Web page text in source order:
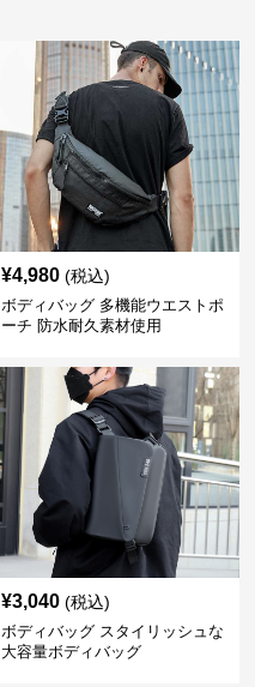
¥4,980 (税込)
ボディバッグ 多機能ウエストポ
ーチ 防水耐久素材使用
¥3,040 (税込)
ボディバッグ スタイリッシュな
大容量ボディバッグ